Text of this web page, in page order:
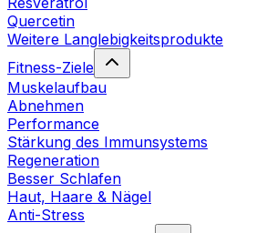
Quercetin
Weitere Langlebigkeitsprodukte
Fitness-Ziele
Muskelaufbau
Abnehmen
Performance
Stärkung des Immunsystems
Regeneration
Besser Schlafen
Haut, Haare & Nägel
Anti-Stress